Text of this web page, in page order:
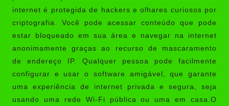
internet é protegida de hackers e olhares curiosos por
criptografia. Você pode acessar conteúdo que pode
estar bloqueado em sua área e navegar na internet
anonimamente graças ao recurso de mascaramento
de endereço IP. Qualquer pessoa pode facilmente
configurar e usar o software amigável, que garante
uma experiência de internet privada e segura, seja
usando uma rede Wi-Fi pública ou uma em casa.O